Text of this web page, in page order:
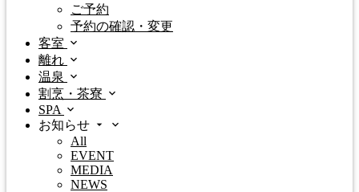
ご予約
予約の確認・変更
客室
離れ
温泉
割烹・茶寮
SPA
お知らせ
All
EVENT
MEDIA
NEWS